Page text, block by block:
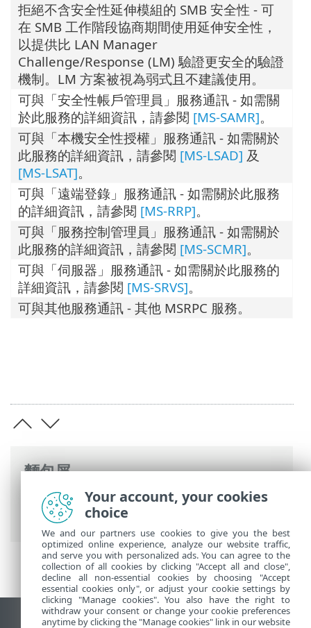
麵包屑
ESET 線上說明>ESET Mail Security>一般
設定> 網路攻擊防護
拒絕不含安全性延伸模組的 SMB 安全性 - 可
在 SMB 工作階段協商期間使用延伸安全性，
以提供比 LAN Manager
Challenge/Response (LM) 驗證更安全的驗證
機制。LM 方案被視為弱式且不建議使用。
可與「安全性帳戶管理員」服務通訊 - 如需關
於此服務的詳細資訊，請參閱 [MS-SAMR]。
可與「本機安全性授權」服務通訊 - 如需關於
此服務的詳細資訊，請參閱 [MS-LSAD] 及
[MS-LSAT]。
可與「遠端登錄」服務通訊 - 如需關於此服務
的詳細資訊，請參閱 [MS-RRP]。
可與「服務控制管理員」服務通訊 - 如需關於
此服務的詳細資訊，請參閱 [MS-SCMR]。
可與「伺服器」服務通訊 - 如需關於此服務的
詳細資訊，請參閱 [MS-SRVS]。
可與其他服務通訊 - 其他 MSRPC 服務。
Your account, your cookies
choice
We and our partners use cookies to give you the best
optimized online experience, analyze our website traffic,
and serve you with personalized ads. You can agree to the
collection of all cookies by clicking "Accept all and close",
decline all non-essential cookies by choosing "Accept
essential cookies only", or adjust your cookie settings by
clicking "Manage cookies". You also have the right to
withdraw your consent or change your cookie preferences
anytime by clicking the "Manage cookies" link in our website